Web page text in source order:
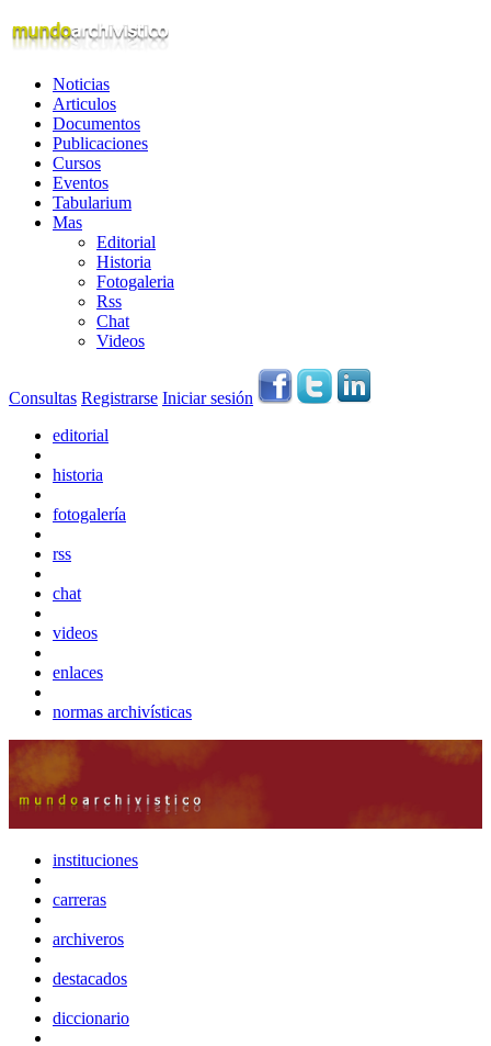
Noticias
Articulos
Documentos
Publicaciones
Cursos
Eventos
Tabularium
Mas
Editorial
Historia
Fotogaleria
Rss
Chat
Videos
Consultas Registrarse Iniciar sesión
editorial
historia
fotogalería
rss
chat
videos
enlaces
normas archivísticas
instituciones
carreras
archiveros
destacados
diccionario